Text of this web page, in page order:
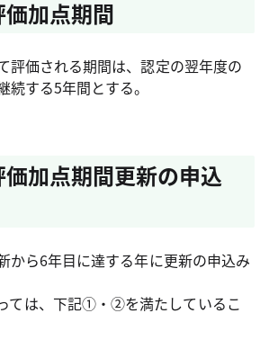
加点期間
評価される期間は、認定の翌年度の
する5年間とする。
加点期間更新の申込
から6年目に達する年に更新の申込み
ては、下記①・②を満たしているこ